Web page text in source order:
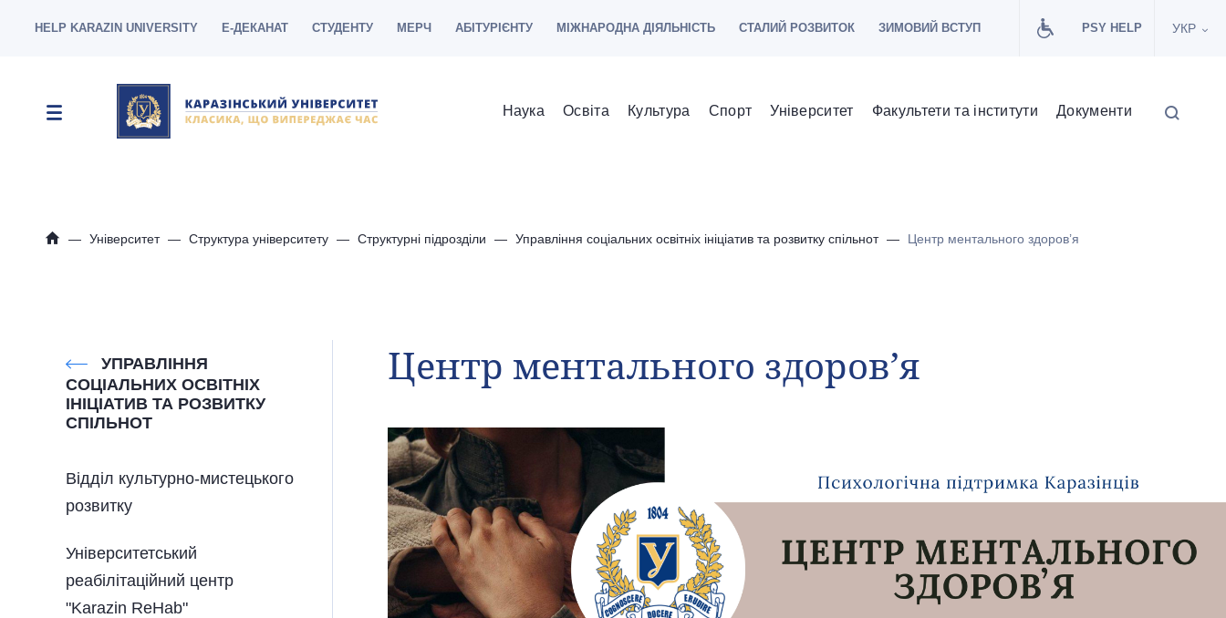
HELP KARAZIN UNIVERSITY Е-ДЕКАНАТ СТУДЕНТУ МЕРЧ АБІТУРІЄНТУ МІЖНАРОДНА ДІЯЛЬНІСТЬ СТАЛИЙ РОЗВИТОК ЗИМОВИЙ ВСТУП PSY HELP УКР
Наука Освіта Культура Спорт Університет Факультети та інститути Документи
Університет Структура університету Структурні підрозділи Управління соціальних освітніх ініціатив та розвитку спільнот Центр ментального здоров’я
УПРАВЛІННЯ
СОЦІАЛЬНИХ ОСВІТНІХ
ІНІЦІАТИВ ТА РОЗВИТКУ
СПІЛЬНОТ
Відділ культурно-мистецького
розвитку
Університетський
реабілітаційний центр
"Karazin ReHab"
Центр ментального здоров’я